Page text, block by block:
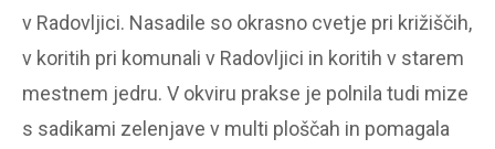
v Radovljici. Nasadile so okrasno cvetje pri križiščih,
v koritih pri komunali v Radovljici in koritih v starem
mestnem jedru. V okviru prakse je polnila tudi mize
s sadikami zelenjave v multi ploščah in pomagala